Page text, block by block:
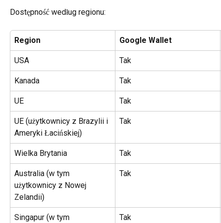
Dostępność według regionu:
Region Google Wallet
USA Tak
Kanada Tak
UE Tak
UE (użytkownicy z Brazylii i
Ameryki Łacińskiej)
Tak
Wielka Brytania Tak
Australia (w tym
użytkownicy z Nowej
Zelandii)
Tak
Singapur (w tym
Tak